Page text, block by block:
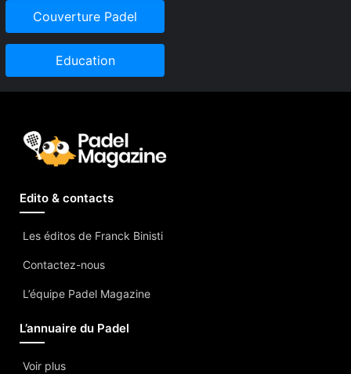
Couverture Padel
Education
Edito & contacts
Les éditos de Franck Binisti
Contactez-nous
L’équipe Padel Magazine
L’annuaire du Padel
Voir plus